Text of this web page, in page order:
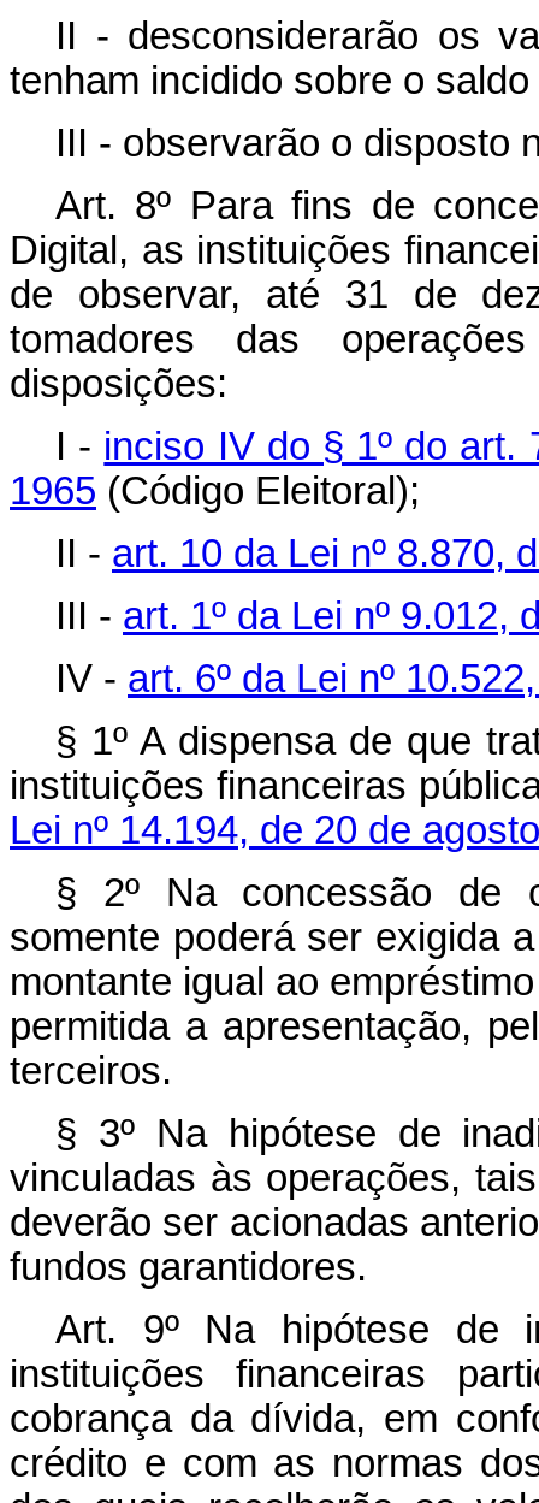
II - desconsiderarão os
tenham incidido sobre o
III - observarão o disposto
Art. 8º Para fins de
Digital, as instituições
de observar, até 31 de
tomadores das
disposições:
I - inciso IV do § 1º do art.
1965 (Código Eleitoral);
II - art. 10 da Lei nº 8.870,
III - art. 1º da Lei nº 9.012,
IV - art. 6º da Lei nº
§ 1º A dispensa de que
instituições financeiras
Lei nº 14.194, de 20 de
§ 2º Na concessão de
somente poderá ser exigida
montante igual ao
permitida a apresentação,
terceiros.
§ 3º Na hipótese de
vinculadas às operações,
deverão ser acionadas
fundos garantidores.
Art. 9º Na hipótese de
instituições financeiras
cobrança da dívida, em
crédito e com as normas